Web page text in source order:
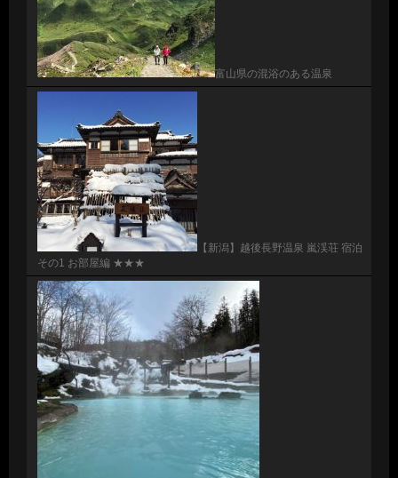
富山県の混浴のある温泉
【新潟】越後長野温泉 嵐渓荘 宿泊
その1 お部屋編 ★★★